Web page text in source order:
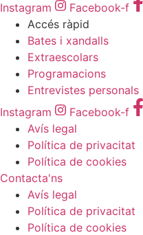
Instagram
Facebook-f
Accés ràpid
Bates i xandalls
Extraescolars
Programacions
Entrevistes personals
Instagram
Facebook-f
Avís legal
Política de privacitat
Política de cookies
Contacta'ns
Avís legal
Política de privacitat
Política de cookies